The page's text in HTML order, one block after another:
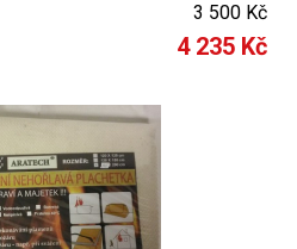
3 500 Kč
4 235 Kč